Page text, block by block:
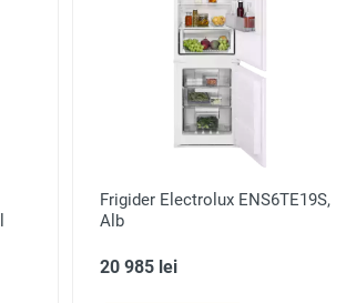
Frigider Electrolux ENS6TE19S,
Alb
20 985 lei